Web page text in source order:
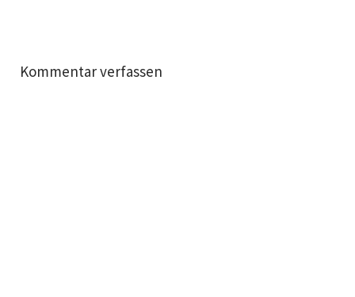
Kommentar verfassen